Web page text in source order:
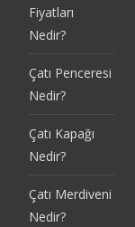
Fiyatları
Nedir?
Çatı Penceresi
Nedir?
Çatı Kapağı
Nedir?
Çatı Merdiveni
Nedir?